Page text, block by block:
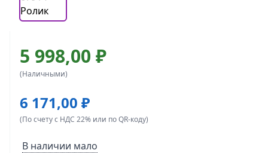
5 998,00 ₽
(Наличными)
6 171,00 ₽
(По счету с НДС 22% или по QR-коду)
В наличии мало